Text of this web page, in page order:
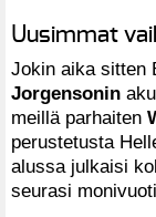
Uusimmat
Jokin aika sitten
Jorgensonin
meillä parhaiten
perustetusta
alussa julkaisi
seurasi